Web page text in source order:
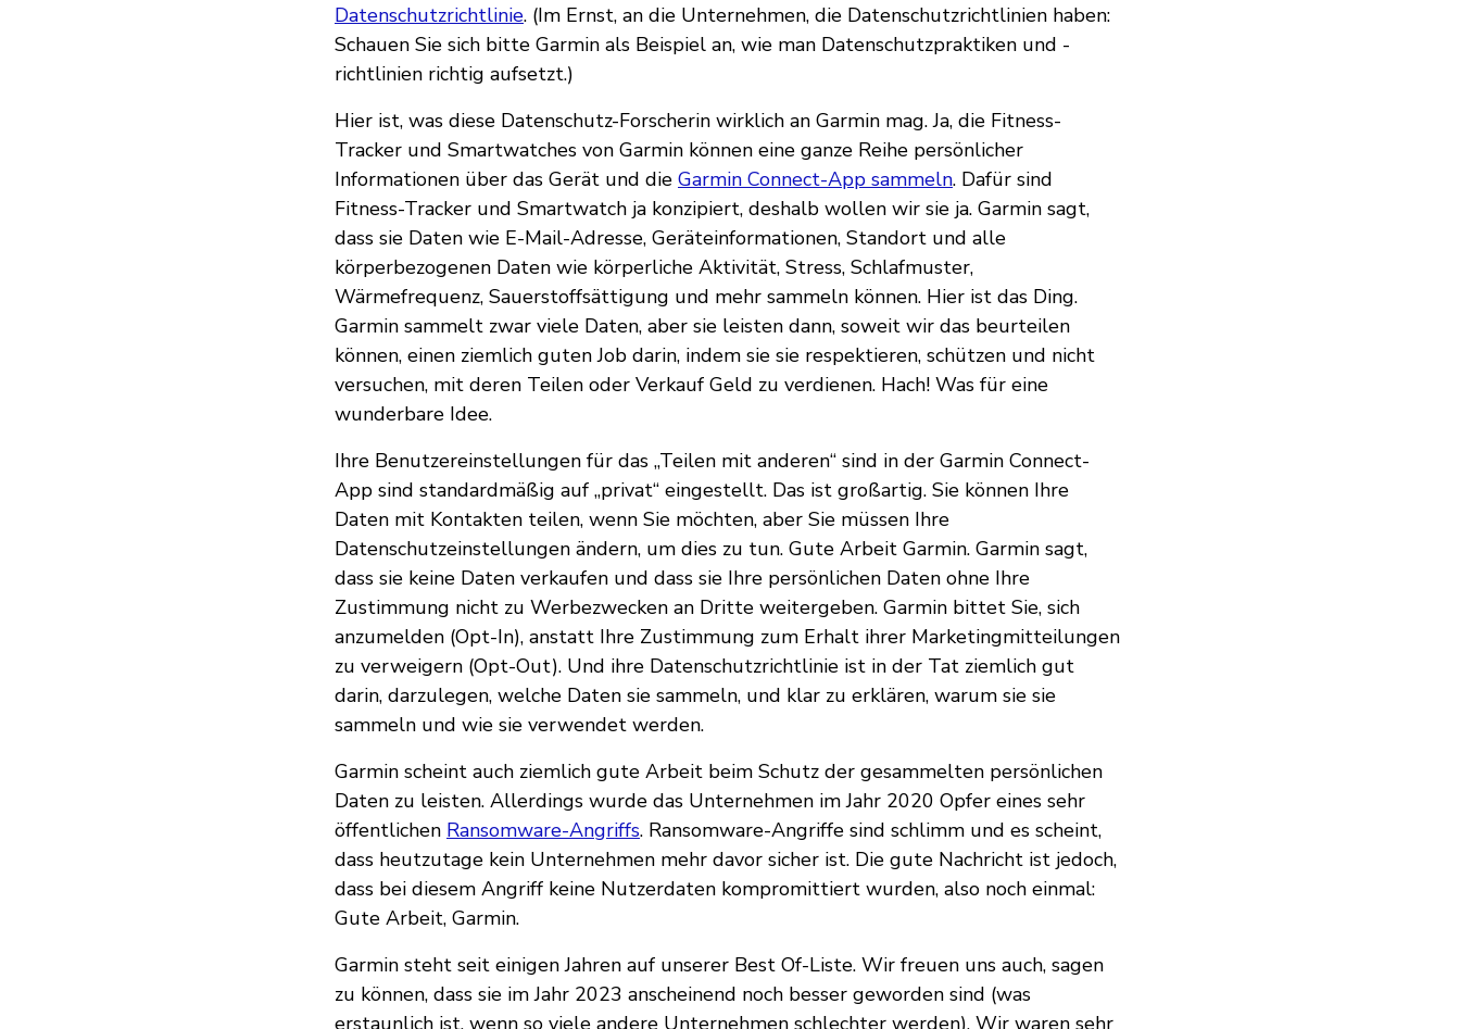
Datenschutzrichtlinie. (Im Ernst, an die Unternehmen, die Datenschutzrichtlinien haben:
Schauen Sie sich bitte Garmin als Beispiel an, wie man Datenschutzpraktiken und -
richtlinien richtig aufsetzt.)
Hier ist, was diese Datenschutz-Forscherin wirklich an Garmin mag. Ja, die Fitness-
Tracker und Smartwatches von Garmin können eine ganze Reihe persönlicher
Informationen über das Gerät und die Garmin Connect-App sammeln. Dafür sind
Fitness-Tracker und Smartwatch ja konzipiert, deshalb wollen wir sie ja. Garmin sagt,
dass sie Daten wie E-Mail-Adresse, Geräteinformationen, Standort und alle
körperbezogenen Daten wie körperliche Aktivität, Stress, Schlafmuster,
Wärmefrequenz, Sauerstoffsättigung und mehr sammeln können. Hier ist das Ding.
Garmin sammelt zwar viele Daten, aber sie leisten dann, soweit wir das beurteilen
können, einen ziemlich guten Job darin, indem sie sie respektieren, schützen und nicht
versuchen, mit deren Teilen oder Verkauf Geld zu verdienen. Hach! Was für eine
wunderbare Idee.
Ihre Benutzereinstellungen für das „Teilen mit anderen“ sind in der Garmin Connect-
App sind standardmäßig auf „privat“ eingestellt. Das ist großartig. Sie können Ihre
Daten mit Kontakten teilen, wenn Sie möchten, aber Sie müssen Ihre
Datenschutzeinstellungen ändern, um dies zu tun. Gute Arbeit Garmin. Garmin sagt,
dass sie keine Daten verkaufen und dass sie Ihre persönlichen Daten ohne Ihre
Zustimmung nicht zu Werbezwecken an Dritte weitergeben. Garmin bittet Sie, sich
anzumelden (Opt-In), anstatt Ihre Zustimmung zum Erhalt ihrer Marketingmitteilungen
zu verweigern (Opt-Out). Und ihre Datenschutzrichtlinie ist in der Tat ziemlich gut
darin, darzulegen, welche Daten sie sammeln, und klar zu erklären, warum sie sie
sammeln und wie sie verwendet werden.
Garmin scheint auch ziemlich gute Arbeit beim Schutz der gesammelten persönlichen
Daten zu leisten. Allerdings wurde das Unternehmen im Jahr 2020 Opfer eines sehr
öffentlichen Ransomware-Angriffs. Ransomware-Angriffe sind schlimm und es scheint,
dass heutzutage kein Unternehmen mehr davor sicher ist. Die gute Nachricht ist jedoch,
dass bei diesem Angriff keine Nutzerdaten kompromittiert wurden, also noch einmal:
Gute Arbeit, Garmin.
Garmin steht seit einigen Jahren auf unserer Best Of-Liste. Wir freuen uns auch, sagen
zu können, dass sie im Jahr 2023 anscheinend noch besser geworden sind (was
erstaunlich ist, wenn so viele andere Unternehmen schlechter werden). Wir waren sehr